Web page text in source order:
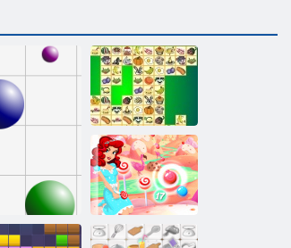
Kris Mahjong